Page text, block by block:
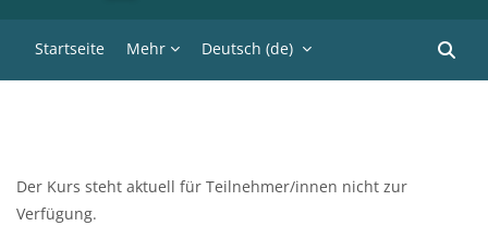
Startseite Mehr Deutsch ‎(de)‎
Kurse
Der Kurs steht aktuell für Teilnehmer/innen nicht zur
Verfügung.